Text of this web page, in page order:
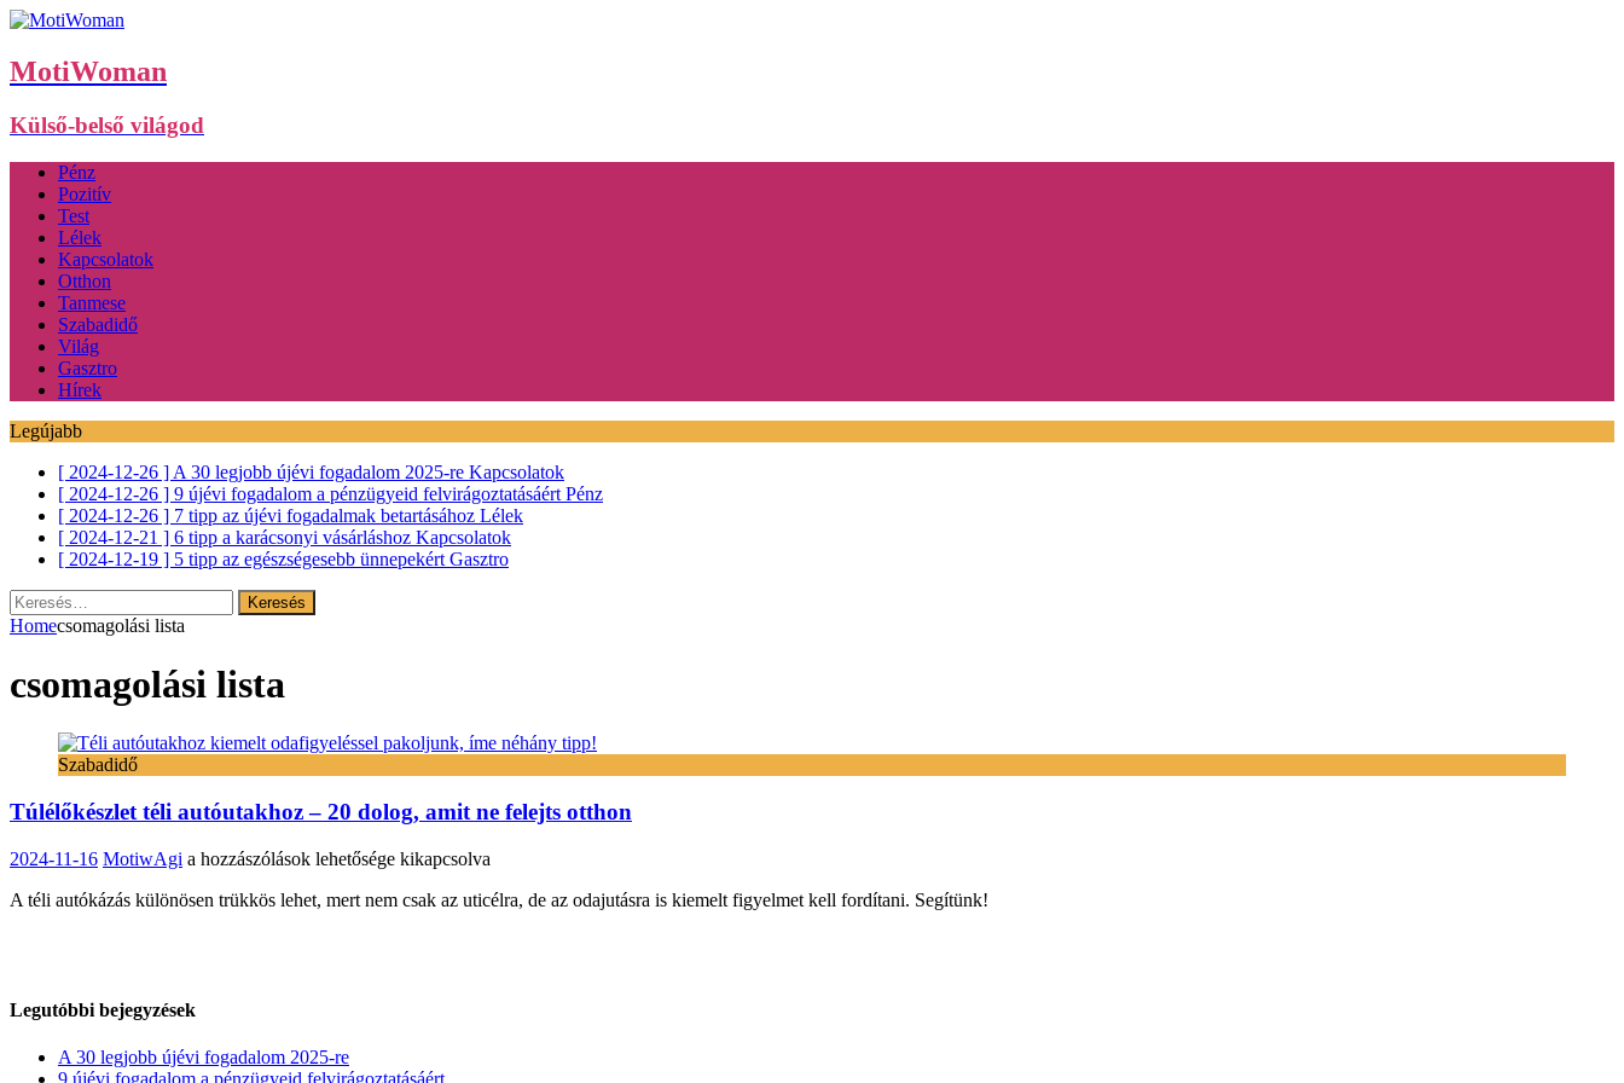
MotiWoman
Külső-belső világod
Pénz
Pozitív
Test
Lélek
Kapcsolatok
Otthon
Tanmese
Szabadidő
Világ
Gasztro
Hírek
Legújabb
[ 2024-12-26 ] A 30 legjobb újévi fogadalom 2025-re Kapcsolatok
[ 2024-12-26 ] 9 újévi fogadalom a pénzügyeid felvirágoztatásáért Pénz
[ 2024-12-26 ] 7 tipp az újévi fogadalmak betartásához Lélek
[ 2024-12-21 ] 6 tipp a karácsonyi vásárláshoz Kapcsolatok
[ 2024-12-19 ] 5 tipp az egészségesebb ünnepekért Gasztro
Keresés:
Homecsomagolási lista
csomagolási lista
Szabadidő
Túlélőkészlet téli autóutakhoz – 20 dolog, amit ne felejts otthon
2024-11-16 MotiwAgi Túlélőkészlet
autóutakhoz
ne
otthon
bejegyzéshez
a hozzászólások lehetősége kikapcsolva
A téli autókázás különösen trükkös lehet, mert nem csak az uticélra, de az odajutásra is kiemelt figyelmet kell fordítani. Segítünk!
Legutóbbi bejegyzések
A 30 legjobb újévi fogadalom 2025-re